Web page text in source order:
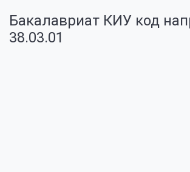
Бакалавриат КИУ код
38.03.01